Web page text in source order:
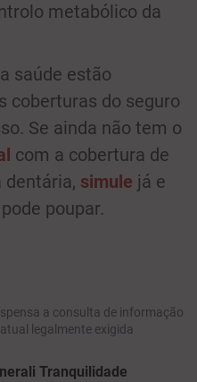
metabólico da
saúde estão
coberturas do seguro
Se ainda não tem o
com a cobertura de
simule já e
poupar.
a consulta de informação
legalmente exigida
Tranquilidade